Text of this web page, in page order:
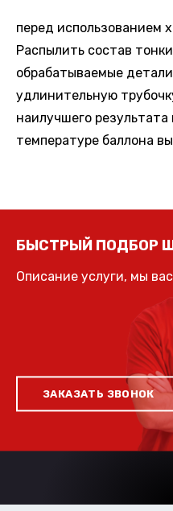
перед использованием
Распылить состав
обрабатываемые
удлинительную
наилучшего результата
температуре баллона
БЫСТРЫЙ ПОДБОР
Описание услуги, мы
ЗАКАЗАТЬ ЗВОНОК